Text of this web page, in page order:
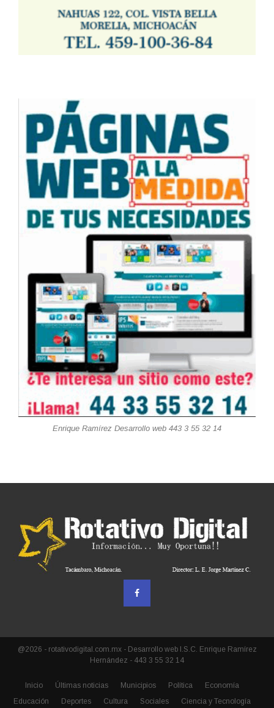
Enrique Ramírez Desarrollo web 443 3 55 32 14
@2026 - rotativodigital.com.mx - Desarrollo web I.S.C. Enrique Ramírez
Hernández - 443 3 55 32 14
Inicio Últimas noticias Municipios Política
Economía
Educación
Deportes Cultura Sociales Ciencia y Tecnología